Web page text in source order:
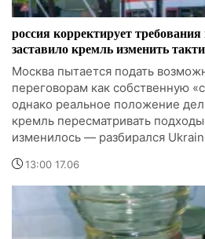
россия корректирует
заставило кремль изменить
Москва пытается подать
переговорам как собственную
однако реальное положение дел
кремль пересматривать
изменилось — разбирался
13:00 17.06